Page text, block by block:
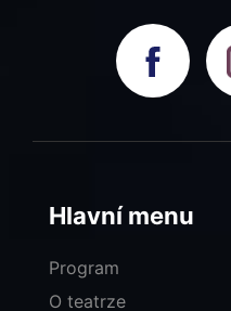
Hlavní menu
Program
O teatrze